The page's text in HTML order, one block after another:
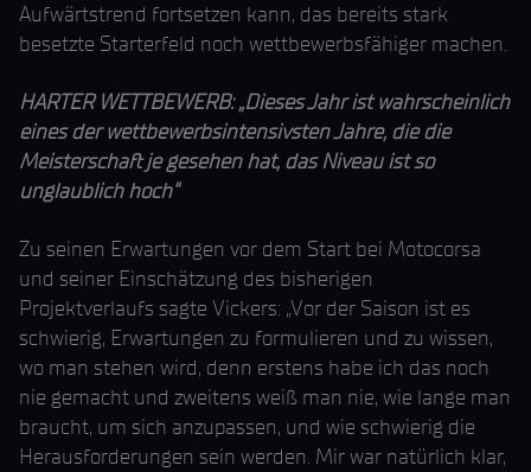
Aufwärtstrend fortsetzen kann, das bereits stark
besetzte Starterfeld noch wettbewerbsfähiger machen.
HARTER WETTBEWERB: „Dieses Jahr ist wahrscheinlich
eines der wettbewerbsintensivsten Jahre, die die
Meisterschaft je gesehen hat, das Niveau ist so
unglaublich hoch“
Zu seinen Erwartungen vor dem Start bei Motocorsa
und seiner Einschätzung des bisherigen
Projektverlaufs sagte Vickers: „Vor der Saison ist es
schwierig, Erwartungen zu formulieren und zu wissen,
wo man stehen wird, denn erstens habe ich das noch
nie gemacht und zweitens weiß man nie, wie lange man
braucht, um sich anzupassen, und wie schwierig die
Herausforderungen sein werden. Mir war natürlich klar,